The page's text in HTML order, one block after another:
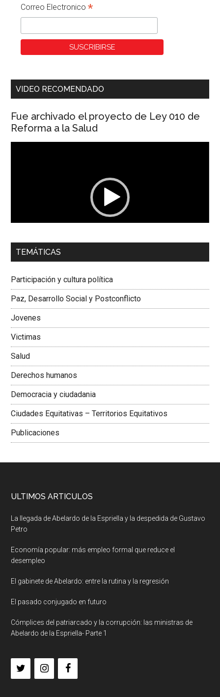
Correo Electronico*
VIDEO RECOMENDADO
Fue archivado el proyecto de Ley 010 de
Reforma a la Salud
00:00 01:04
Dra. Carolina Corcho Mejía,Presidenta Corporación
Colombiana
TEMÁTICAS
Participación y cultura política
Paz, Desarrollo Social y Postconflicto
Jovenes
Victimas
Salud
Derechos humanos
Democracia y ciudadania
Ciudades Equitativas – Territorios Equitativos
Publicaciones
ULTIMOS ARTICULOS
La llegada de Abelardo de la Espriella y la despedida de Gustavo
Petro
Economía popular: más empleo formal que reduce el
desempleo
El gabinete de Abelardo: entre la rutina y la regresión
El pasado conjugado en futuro
Cómplices del patriarcado y la corrupción: las ministras de
Abelardo de la Espriella- Parte 1